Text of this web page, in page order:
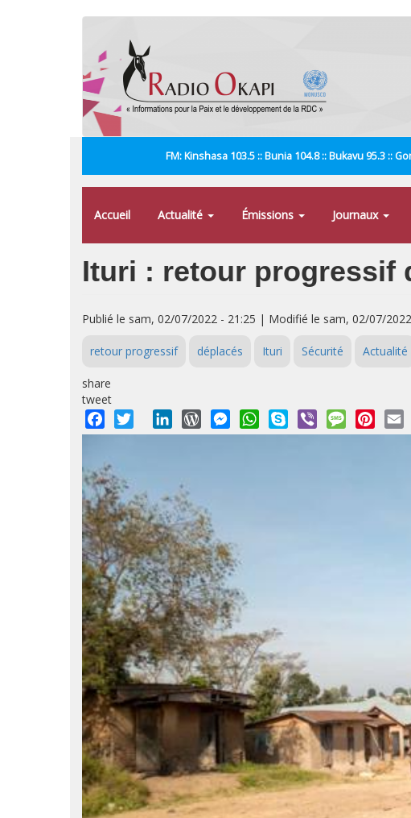
FM: Kinshasa 103.5 :: Bunia 104.8 :: Bukavu 95.3 ::
Accueil Actualité Émissions Journaux
Ituri : retour progressif
Publié le sam, 02/07/2022 - 21:25 | Modifié le sam, 02/07/
retour progressif déplacés Ituri Sécurité Actualité
share
tweet
Facebook
Twitter LinkedInWordPressMessengerWhatsApp
Skype Viber Message